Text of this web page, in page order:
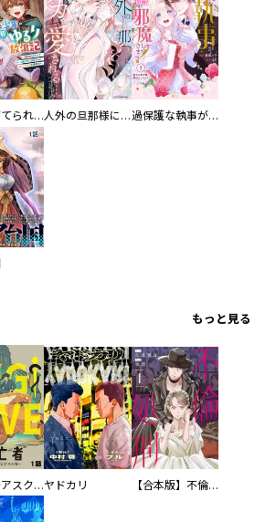
聖獣に育てられた少年の異世界ゆるり放浪記～神様からもらったチート魔法で、仲間たちとスローライフを満喫中～【分冊版】 人外の旦那様に娶られ毎晩ナカまで愛される…。アンソロジー 過保護な執事が私の婚活を邪魔してきます！ 分冊版
もっと見る
逃亡者～アスクレピオスの杖～ヤドカリ 【合本版】不倫処刑